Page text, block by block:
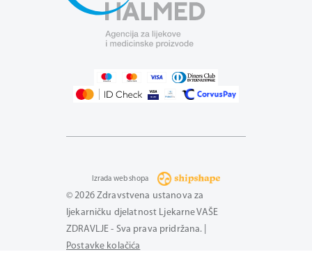
© 2026 Zdravstvena ustanova za
ljekarničku djelatnost Ljekarne VAŠE
ZDRAVLJE - Sva prava pridržana. |
Postavke kolačića
Izrada web shopa